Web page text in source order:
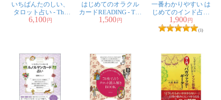
いちばんたのしい、
タロット占い - The
most fun tarot fortune-
6,100 円
はじめてのオラクル
カードREADING - The
easiest to understand
1,500 円
一番わかりやすい は
じめてのインド占星
術 - The easiest to
understand first Indian
1,900 円
(1)